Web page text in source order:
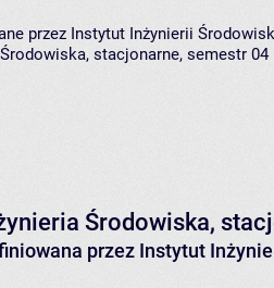
przez Instytut Inżynierii
stacjonarne, semestr 04
Środowiska,
przez Instytut